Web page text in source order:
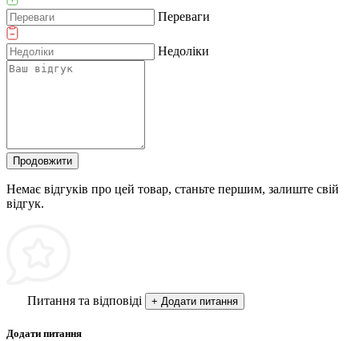
Переваги
Недоліки
Продовжити
Немає відгуків про цей товар, станьте першим, залиште свій
відгук.
Питання та відповіді + Додати питання
Додати питання